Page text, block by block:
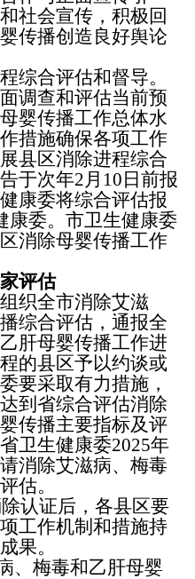
社会宣传，积极回
传播创造良好舆论
合评估和督导。
调查和评估当前预
婴传播工作总体水
措施确保各项工作
县区消除进程综合
于次年2月10日前报
康委将综合评估报
康委。市卫生健康委
消除母婴传播工作
评估
全市消除艾滋
综合评估，通报全
肝母婴传播工作进
的县区予以约谈或
要采取有力措施，
到省综合评估消除
传播主要指标及评
卫生健康委2025年
消除艾滋病、梅毒
估。
认证后，各县区要
工作机制和措施持
果。
梅毒和乙肝母婴